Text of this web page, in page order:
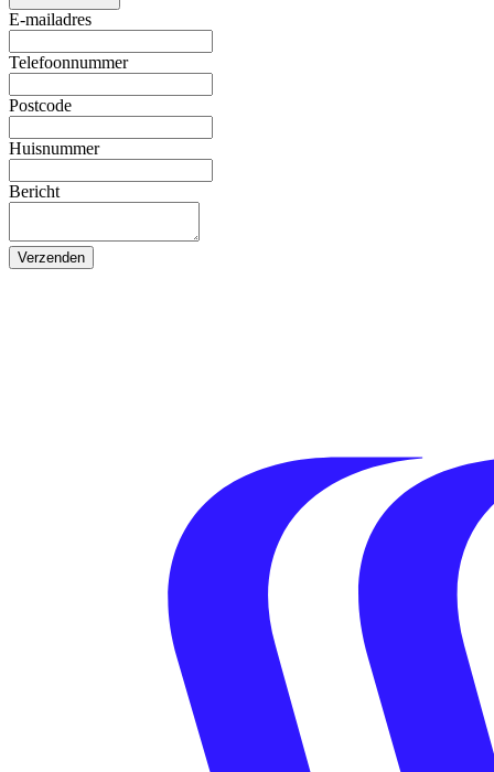
E-mailadres
Telefoonnummer
Postcode
Huisnummer
Bericht
Verzenden